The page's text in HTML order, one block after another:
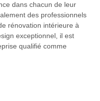
dans chacun de leur
des professionnels
rénovation intérieure à
exceptionnel, il est
qualifié comme